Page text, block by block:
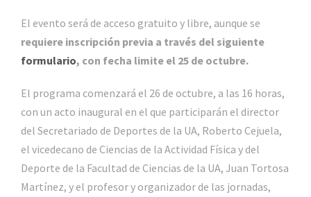
El evento será de acceso gratuito y libre, aunque se
requiere inscripción previa a través del siguiente
formulario, con fecha limite el 25 de octubre.
El programa comenzará el 26 de octubre, a las 16 horas,
con un acto inaugural en el que participarán el director
del Secretariado de Deportes de la UA, Roberto Cejuela,
el vicedecano de Ciencias de la Actividad Física y del
Deporte de la Facultad de Ciencias de la UA, Juan Tortosa
Martínez, y el profesor y organizador de las jornadas,